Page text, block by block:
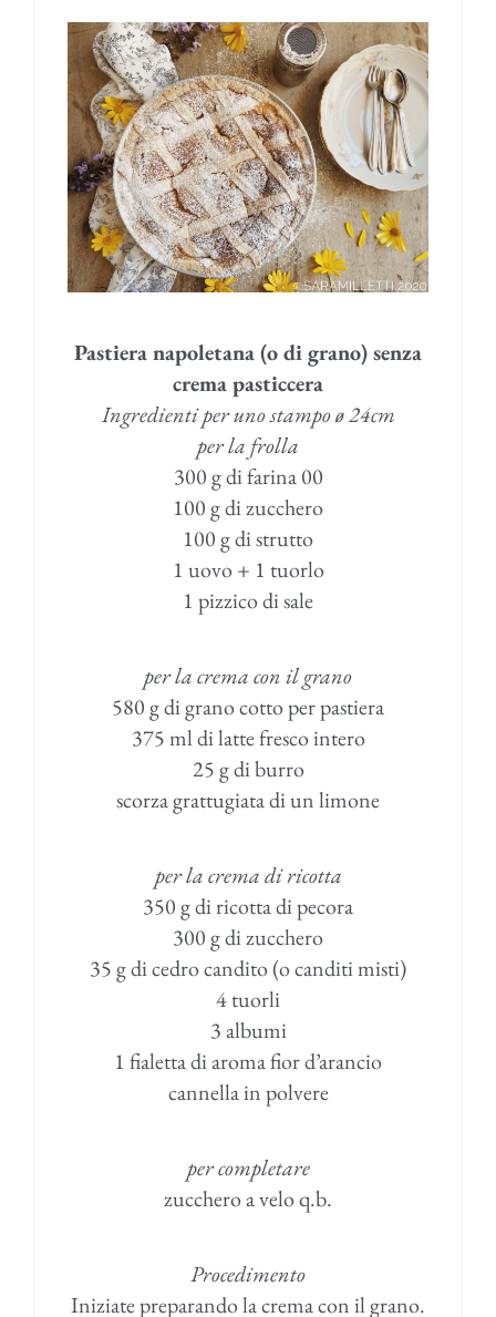
Pastiera napoletana (o di grano) senza
cremapasticcera
Ingredienti per uno stampo ø 24cm
per la frolla
300 g di farina 00
100 g di zucchero
100 g di strutto
1 uovo + 1 tuorlo
1 pizzico di sale
per la crema con il grano
580 g di grano cotto per pastiera
375 ml di latte fresco intero
25 g di burro
scorza grattugiata di un limone
per la crema di ricotta
350 g di ricotta di pecora
300 g di zucchero
35 g di cedro candito (o canditi misti)
4 tuorli
3 albumi
1 fialetta di aroma fior d’arancio
cannella in polvere
per completare
zucchero a velo q.b.
Procedimento
Iniziate preparando la crema con il grano.